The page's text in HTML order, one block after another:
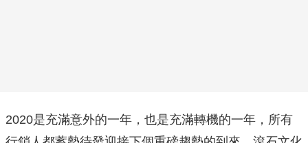
2020是充滿意外的一年，也是充滿轉機的一年，所有